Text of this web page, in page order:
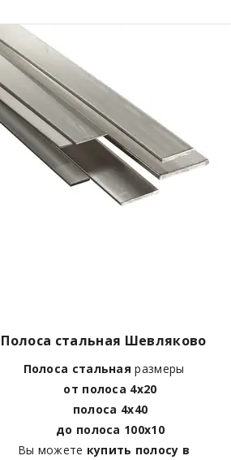
Полоса стальная Шевляково
Полоса стальная размеры
от полоса 4х20
полоса 4х40
до полоса 100х10
Вы можете купить полосу в